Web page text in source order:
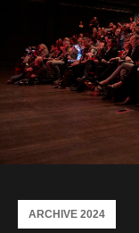
ARCHIVE 2024